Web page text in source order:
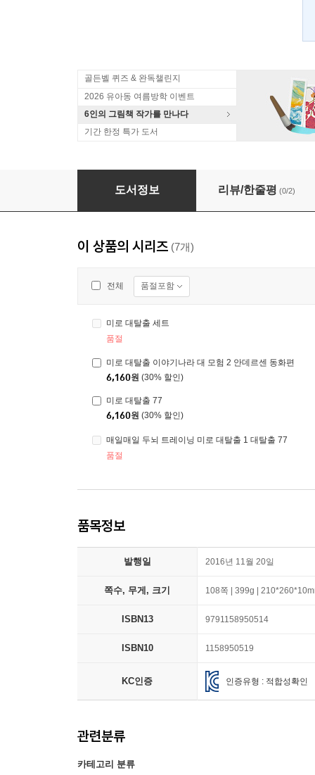
골든벨 퀴즈 & 완독챌린지
2026 유아동 여름방학 이벤트
6인의 그림책 작가를 만나다
기간 한정 특가 도서
매일매일 두뇌 트레이닝 미로 대탈출 1 대탈출
도서정보 리뷰/한줄평 (0/2)
이 상품의 시리즈 (7개)
전체 품절포함
미로 대탈출 세트
품절
미로 대탈출 이야기나라 대 모험 2 안데르센 동화편
6,160원 (30% 할인)
미로 대탈출 77
6,160원 (30% 할인)
매일매일 두뇌 트레이닝 미로 대탈출 1 대탈출 77
품절
품목정보
발행일 2016년 11월 20일
쪽수, 무게, 크기 108쪽 | 399g |
ISBN13 9791158950514
ISBN10 1158950519
KC인증 인증유형 : 적합성확인
관련분류
카테고리 분류